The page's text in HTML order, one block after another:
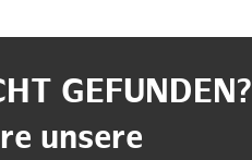
GEFUNDEN?
unsere